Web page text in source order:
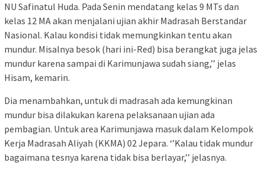
NU Safinatul Huda. Pada Senin mendatang kelas 9 MTs dan
kelas 12 MA akan menjalani ujian akhir Madrasah Berstandar
Nasional. Kalau kondisi tidak memungkinkan tentu akan
mundur. Misalnya besok (hari ini-Red) bisa berangkat juga jelas
mundur karena sampai di Karimunjawa sudah siang,’’ jelas
Hisam, kemarin.
Dia menambahkan, untuk di madrasah ada kemungkinan
mundur bisa dilakukan karena pelaksanaan ujian ada
pembagian. Untuk area Karimunjawa masuk dalam Kelompok
Kerja Madrasah Aliyah (KKMA) 02 Jepara. ‘’Kalau tidak mundur
bagaimana tesnya karena tidak bisa berlayar,’’ jelasnya.